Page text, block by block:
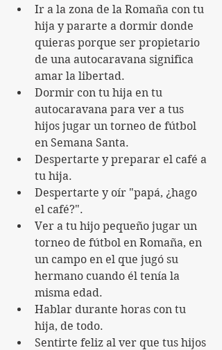
Ir a la zona de la Romaña con tu
hija y pararte a dormir donde
quieras porque ser propietario
de una autocaravana significa
amar la libertad.
Dormir con tu hija en tu
autocaravana para ver a tus
hijos jugar un torneo de fútbol
en Semana Santa.
Despertarte y preparar el café a
tu hija.
Despertarte y oír "papá, ¿hago
el café?".
Ver a tu hijo pequeño jugar un
torneo de fútbol en Romaña, en
un campo en el que jugó su
hermano cuando él tenía la
misma edad.
Hablar durante horas con tu
hija, de todo.
Sentirte feliz al ver que tus hijos